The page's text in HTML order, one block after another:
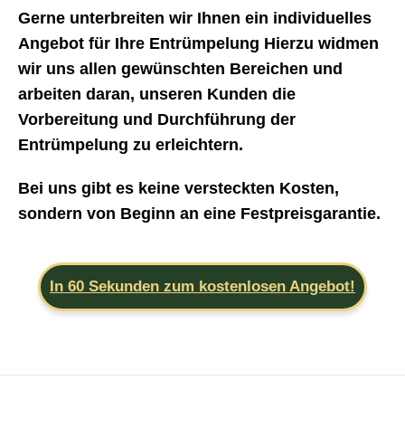
Gerne unterbreiten wir Ihnen ein individuelles
Angebot für Ihre Entrümpelung Hierzu widmen
wir uns allen gewünschten Bereichen und
arbeiten daran, unseren Kunden die
Vorbereitung und Durchführung der
Entrümpelung zu erleichtern.
Bei uns gibt es keine versteckten Kosten,
sondern von Beginn an eine Festpreisgarantie.
In 60 Sekunden zum kostenlosen Angebot!